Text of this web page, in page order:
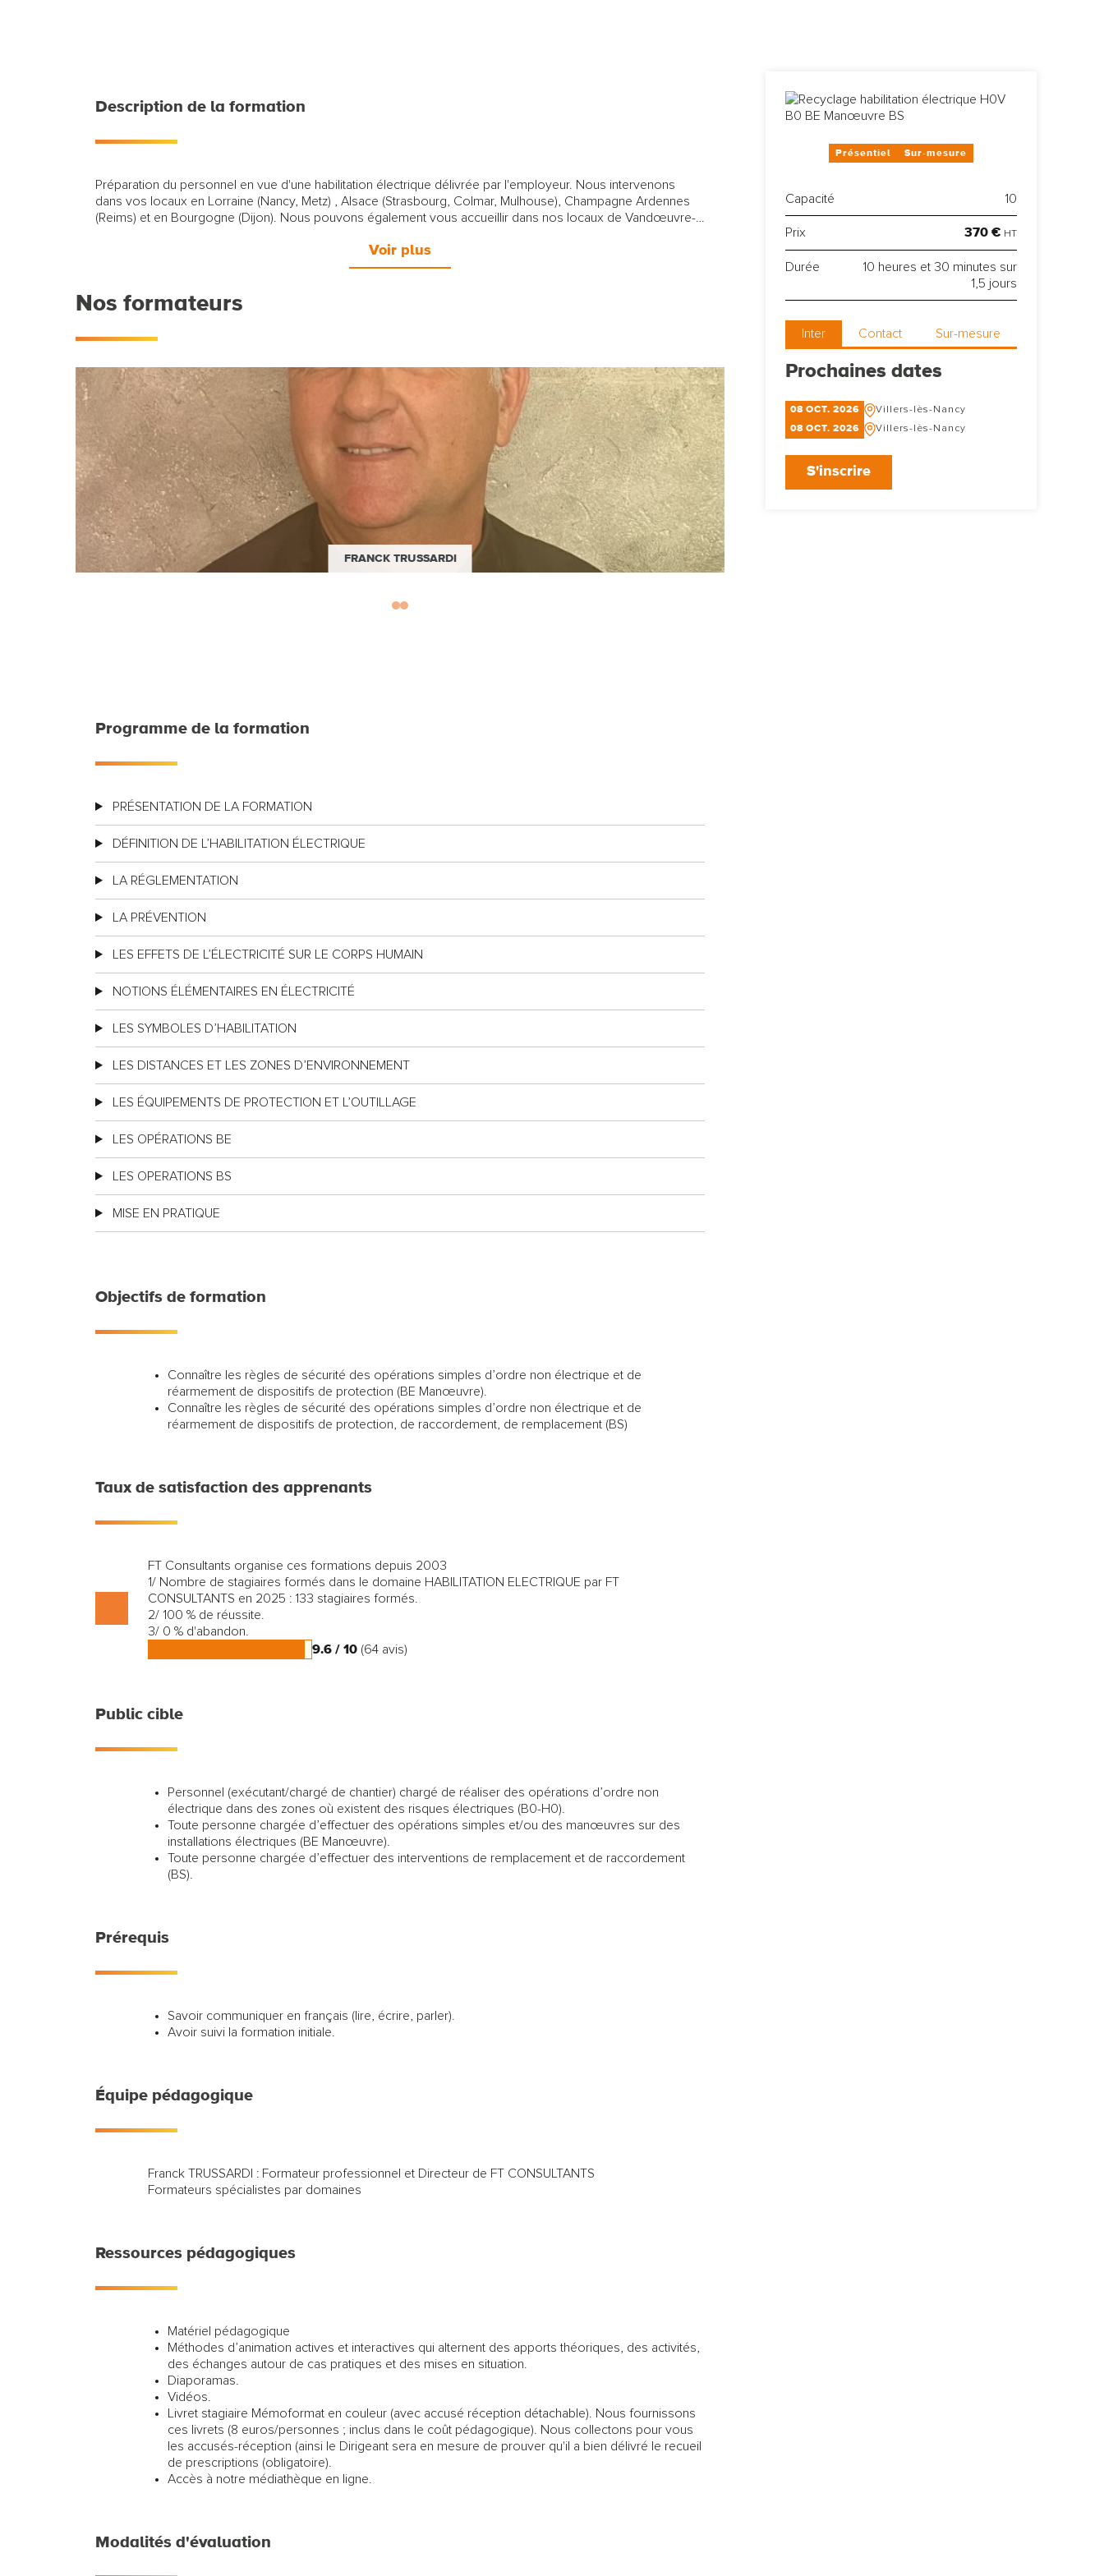
Description de la formation
Préparation du personnel en vue d'une habilitation électrique délivrée par l'employeur. Nous intervenons
dans vos locaux en Lorraine (Nancy, Metz) , Alsace (Strasbourg, Colmar, Mulhouse), Champagne Ardennes
(Reims) et en Bourgogne (Dijon). Nous pouvons également vous accueillir dans nos locaux de Vandœuvre-
Voir plus
Nos formateurs
FRANCK TRUSSARDI
Programme de la formation
PRÉSENTATION DE LA FORMATION
DÉFINITION DE L’HABILITATION ÉLECTRIQUE
LA RÉGLEMENTATION
LA PRÉVENTION
LES EFFETS DE L’ÉLECTRICITÉ SUR LE CORPS HUMAIN
NOTIONS ÉLÉMENTAIRES EN ÉLECTRICITÉ
LES SYMBOLES D’HABILITATION
LES DISTANCES ET LES ZONES D’ENVIRONNEMENT
LES ÉQUIPEMENTS DE PROTECTION ET L’OUTILLAGE
LES OPÉRATIONS BE
LES OPERATIONS BS
MISE EN PRATIQUE
Objectifs de formation
Connaître les règles de sécurité des opérations simples d’ordre non électrique et de
réarmement de dispositifs de protection (BE Manœuvre).
Connaître les règles de sécurité des opérations simples d’ordre non électrique et de
réarmement de dispositifs de protection, de raccordement, de remplacement (BS)
Taux de satisfaction des apprenants
FT Consultants organise ces formations depuis 2003
1/ Nombre de stagiaires formés dans le domaine HABILITATION ELECTRIQUE par FT
CONSULTANTS en 2025 : 133 stagiaires formés.
2/ 100 % de réussite.
3/ 0 % d'abandon.
9.6 / 10 (64 avis)
Public cible
Personnel (exécutant/chargé de chantier) chargé de réaliser des opérations d’ordre non
électrique dans des zones où existent des risques électriques (B0-H0).
Toute personne chargée d’effectuer des opérations simples et/ou des manœuvres sur des
installations électriques (BE Manœuvre).
Toute personne chargée d’effectuer des interventions de remplacement et de raccordement
(BS).
Prérequis
Savoir communiquer en français (lire, écrire, parler).
Avoir suivi la formation initiale.
Équipe pédagogique
Franck TRUSSARDI : Formateur professionnel et Directeur de FT CONSULTANTS
Formateurs spécialistes par domaines
Ressources pédagogiques
Matériel pédagogique
Méthodes d’animation actives et interactives qui alternent des apports théoriques, des activités,
des échanges autour de cas pratiques et des mises en situation.
Diaporamas.
Vidéos.
Livret stagiaire Mémoformat en couleur (avec accusé réception détachable). Nous fournissons
ces livrets (8 euros/personnes ; inclus dans le coût pédagogique). Nous collectons pour vous
les accusés-réception (ainsi le Dirigeant sera en mesure de prouver qu'il a bien délivré le recueil
de prescriptions (obligatoire).
Accès à notre médiathèque en ligne.
Modalités d'évaluation
Présentiel Sur-mesure
Capacité 10
Prix 370 € HT
Durée
10 heures et 30 minutes sur
1,5 jours
Inter Contact Sur-mesure
Prochaines dates
08 OCT 2026 Villers-lès-Nancy
08 OCT 2026 Villers-lès-Nancy
S'inscrire